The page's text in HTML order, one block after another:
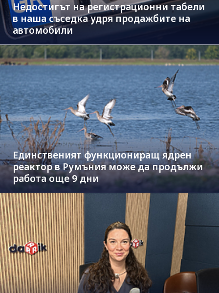
Недостигът на регистрационни табели
в наша съседка удря продажбите на
автомобили
Единственият функциониращ ядрен
реактор в Румъния може да продължи
работа още 9 дни